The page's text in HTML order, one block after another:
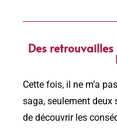
Des
Cette fois, il ne m’a
saga, seulement deux
de découvrir les